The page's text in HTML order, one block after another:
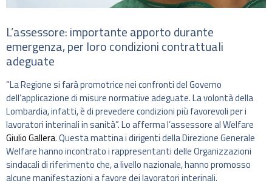
L’assessore: importante apporto durante
emergenza, per loro condizioni contrattuali
adeguate
“La Regione si farà promotrice nei confronti del Governo
dell’applicazione di misure normative adeguate. La volontà della
Lombardia, infatti, è di prevedere condizioni più favorevoli per i
lavoratori interinali in sanità”. Lo afferma l’assessore al Welfare
Giulio Gallera. Questa mattina i dirigenti della Direzione Generale
Welfare hanno incontrato i rappresentanti delle Organizzazioni
sindacali di riferimento che, a livello nazionale, hanno promosso
alcune manifestazioni a favore dei lavoratori interinali.